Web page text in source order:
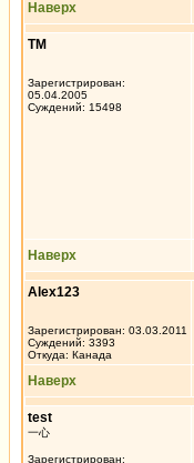
Наверх
ТМ
Зарегистрирован:
05.04.2005
Суждений: 15498
Наверх
Alex123
Зарегистрирован: 03.03.2011
Суждений: 3393
Откуда: Канада
Наверх
test
一心
Зарегистрирован: